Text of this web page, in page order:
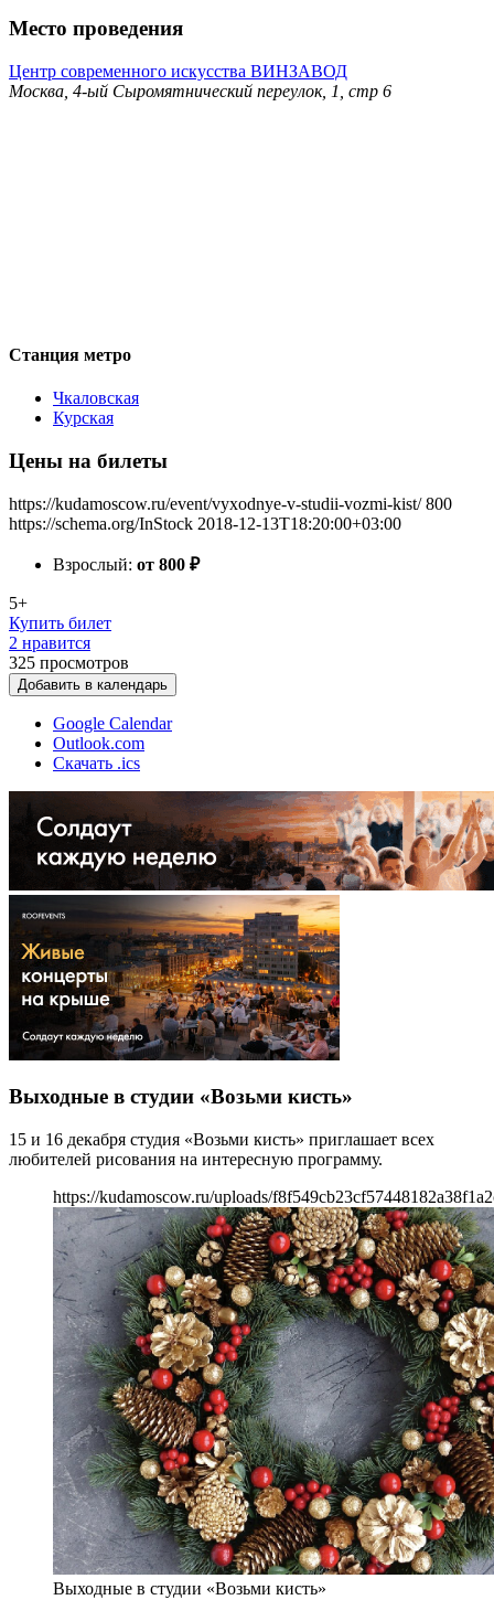
Место проведения
Центр современного искусства ВИНЗАВОД
Москва, 4-ый Сыромятнический переулок, 1, стр 6
Станция метро
Чкаловская
Курская
Цены на билеты
https://kudamoscow.ru/event/vyxodnye-v-studii-vozmi-kist/ 800
https://schema.org/InStock 2018-12-13T18:20:00+03:00
Взрослый: от 800 ₽
5+
Купить билет
2 нравится
325 просмотров
Добавить в календарь
Google Calendar
Outlook.com
Скачать .ics
Выходные в студии «Возьми кисть»
15 и 16 декабря студия «Возьми кисть» приглашает всех
любителей рисования на интересную программу.
https://kudamoscow.ru/uploads/
Выходные в студии «Возьми кисть»